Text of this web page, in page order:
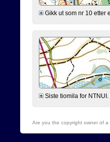
Gikk ut som nr 10 etter
Siste tiomila for
Are you the copyright owner of